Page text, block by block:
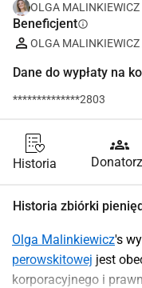
OLGA MALINKIEWICZ
Beneficjentinfo
OLGA
Dane do wypłaty na
**************2803
Historia
groups
Historia zbiórki
Olga Malinkiewicz's
perowskitowej jest
korporacyjnego i